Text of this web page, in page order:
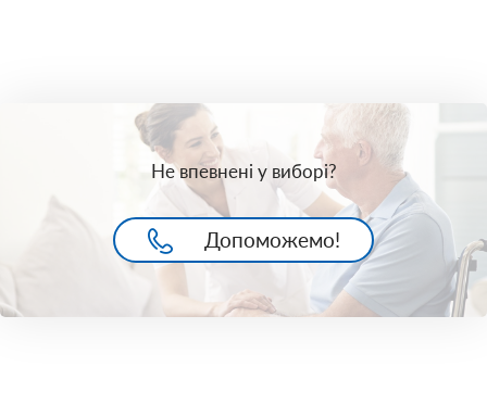
Не впевнені у виборі?
Допоможемо!